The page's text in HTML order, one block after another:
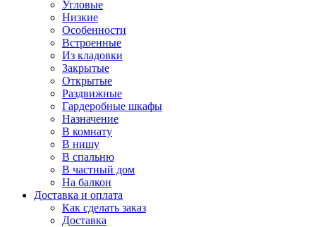
Угловые
Низкие
Особенности
Встроенные
Из кладовки
Закрытые
Открытые
Раздвижные
Гардеробные шкафы
Назначение
В комнату
В нишу
В спальню
В частный дом
На балкон
Доставка и оплата
Как сделать заказ
Доставка